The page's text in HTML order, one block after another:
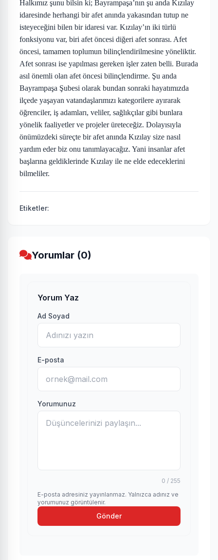
Halkımız şunu bilsin ki; Bayrampaşa’nın şu anda Kızılay
idaresinde herhangi bir afet anında yakasından tutup ne
isteyeceğini bilen bir idaresi var. Kızılay’ın iki türlü
fonksiyonu var, biri afet öncesi diğeri afet sonrası. Afet
öncesi, tamamen toplumun bilinçlendirilmesine yöneliktir.
Afet sonrası ise yapılması gereken işler zaten belli. Burada
asıl önemli olan afet öncesi bilinçlendirme. Şu anda
Bayrampaşa Şubesi olarak bundan sonraki hayatımızda
ilçede yaşayan vatandaşlarımızı kategorilere ayırarak
öğrenciler, iş adamları, veliler, sağlıkçılar gibi bunlara
yönelik faaliyetler ve projeler üreteceğiz. Dolayısıyla
önümüzdeki süreçte bir afet anında Kızılay size nasıl
yardım eder biz onu tanımlayacağız. Yani insanlar afet
başlarına geldiklerinde Kızılay ile ne elde edeceklerini
bilmeliler.
Etiketler:
Yorumlar (0)
Yorum Yaz
Ad Soyad
E-posta
Yorumunuz
0 / 255
E-posta adresiniz yayınlanmaz. Yalnızca adınız ve
yorumunuz görüntülenir.
Gönder